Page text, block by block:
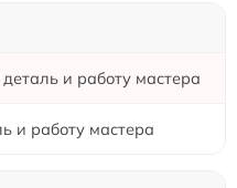
и работу мастера
и работу мастера